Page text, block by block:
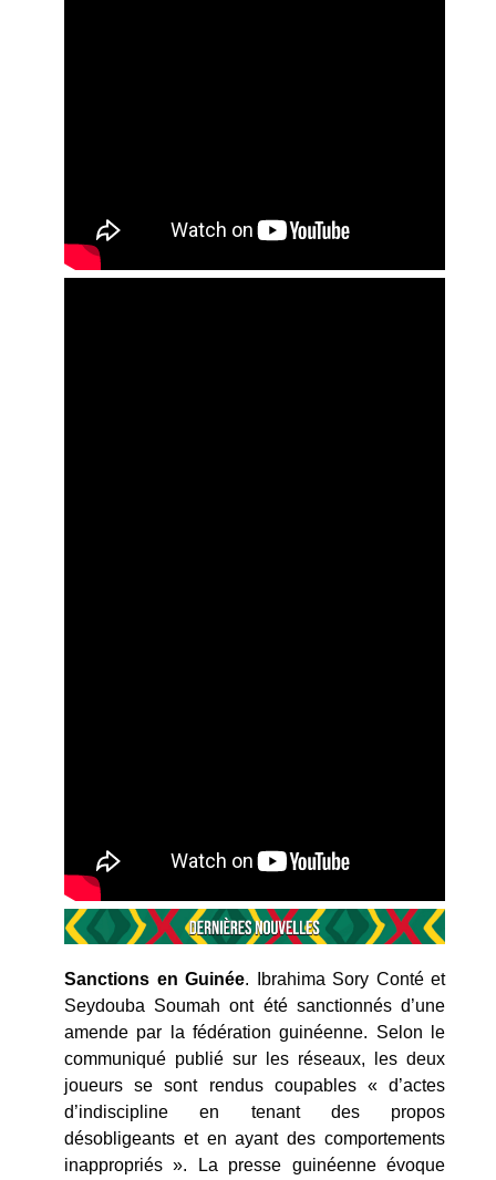
Sanctions en Guinée. Ibrahima Sory Conté et
Seydouba Soumah ont été sanctionnés d’une
amende par la fédération guinéenne. Selon le
communiqué publié sur les réseaux, les deux
joueurs se sont rendus coupables « d’actes
d’indiscipline en tenant des propos
désobligeants et en ayant des comportements
inappropriés ». La presse guinéenne évoque